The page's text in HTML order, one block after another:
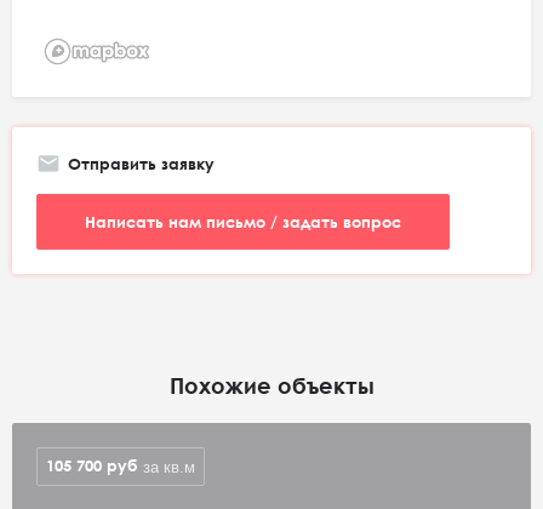
Отправить заявку
Написать нам письмо / задать вопрос
Похожие объекты
105 700 руб за кв.м